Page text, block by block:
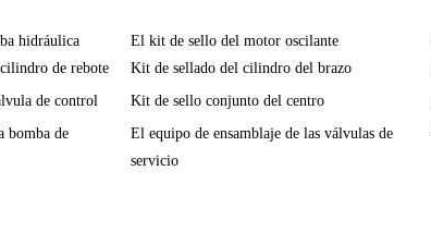
hidráulica El kit de sello del motor oscilante
de rebote
Kit de sellado del cilindro del brazo
de control
Kit de sello conjunto del centro
bomba de
El equipo de ensamblaje de las válvulas de
servicio